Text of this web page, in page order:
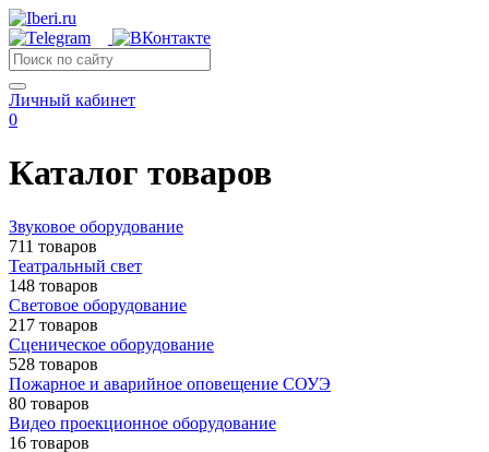
Личный кабинет
0
Каталог товаров
Звуковое оборудование
711 товаров
Театральный свет
148 товаров
Световое оборудование
217 товаров
Сценическое оборудование
528 товаров
Пожарное и аварийное оповещение СОУЭ
80 товаров
Видео проекционное оборудование
16 товаров